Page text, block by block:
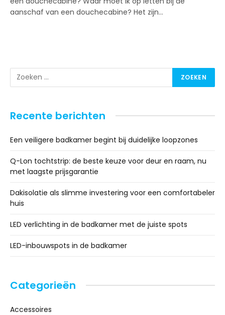
aanschaf van een douchecabine? Het zijn…
Recente berichten
Een veiligere badkamer begint bij duidelijke loopzones
Q-Lon tochtstrip: de beste keuze voor deur en raam, nu
met laagste prijsgarantie
Dakisolatie als slimme investering voor een comfortabeler
huis
LED verlichting in de badkamer met de juiste spots
LED-inbouwspots in de badkamer
Categorieën
Accessoires